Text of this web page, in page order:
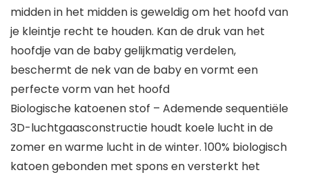
midden in het midden is geweldig om het hoofd van
je kleintje recht te houden. Kan de druk van het
hoofdje van de baby gelijkmatig verdelen,
beschermt de nek van de baby en vormt een
perfecte vorm van het hoofd
Biologische katoenen stof – Ademende sequentiële
3D-luchtgaasconstructie houdt koele lucht in de
zomer en warme lucht in de winter. 100% biologisch
katoen gebonden met spons en versterkt het